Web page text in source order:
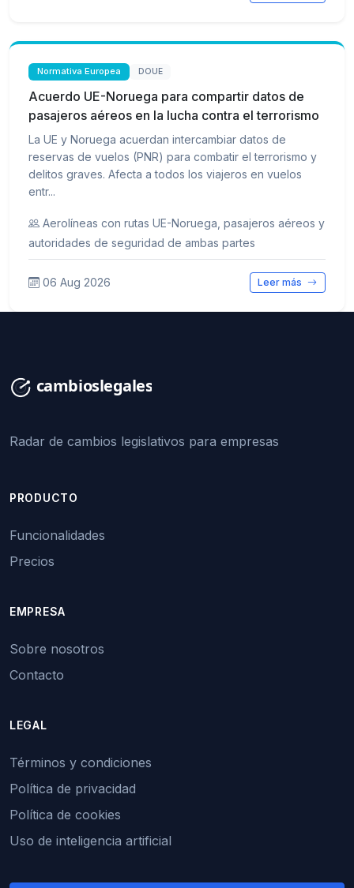
Normativa Europea DOUE
Acuerdo UE-Noruega para compartir datos de
pasajeros aéreos en la lucha contra el terrorismo
La UE y Noruega acuerdan intercambiar datos de
reservas de vuelos (PNR) para combatir el terrorismo y
delitos graves. Afecta a todos los viajeros en vuelos
entr...
Aerolíneas con rutas UE-Noruega, pasajeros aéreos y
autoridades de seguridad de ambas partes
06 Aug 2026 Leer más
Radar de cambios legislativos para empresas
PRODUCTO
Funcionalidades
Precios
EMPRESA
Sobre nosotros
Contacto
LEGAL
Términos y condiciones
Política de privacidad
Política de cookies
Uso de inteligencia artificial